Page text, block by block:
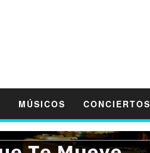
MÚSICOS CONCIERTOS